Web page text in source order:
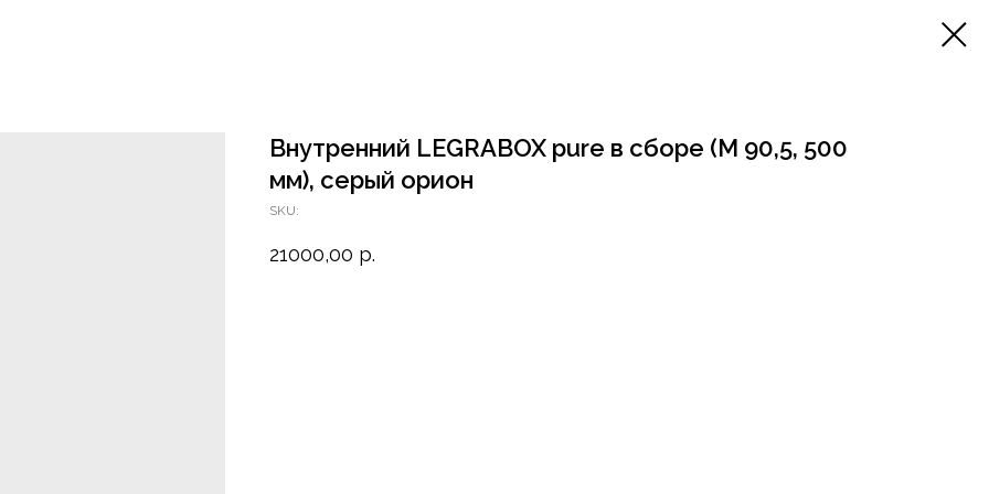
Внутренний LEGRABOX pure в сборе (М 90,5, 500
мм), серый орион
SKU:
21000,00 р.